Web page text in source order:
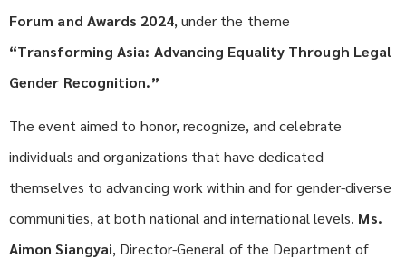
Forum and Awards 2024, under the theme
“Transforming Asia: Advancing Equality Through Legal
Gender Recognition.”
The event aimed to honor, recognize, and celebrate
individuals and organizations that have dedicated
themselves to advancing work within and for gender-diverse
communities, at both national and international levels. Ms.
Aimon Siangyai, Director-General of the Department of